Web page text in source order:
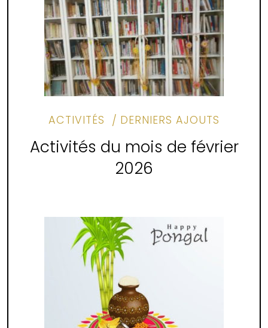
ACTIVITÉS DERNIERS AJOUTS
Activités du mois de février
2026